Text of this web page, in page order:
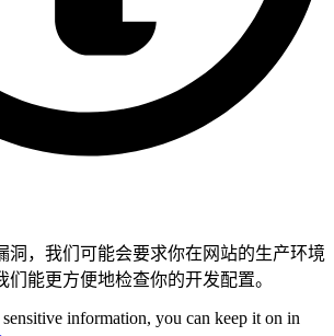
洞，我们可能会要求你在网站的生产环境
们能更方便地检查你的开发配置。
information, you can keep it on in